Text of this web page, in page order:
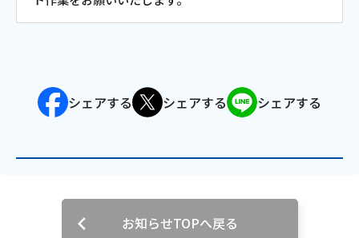
会社案内
サイトマップ
ウェブサイトのご利用について
安全・安心マーク
シェアする シェアする シェアする
お知らせTOPへ戻る